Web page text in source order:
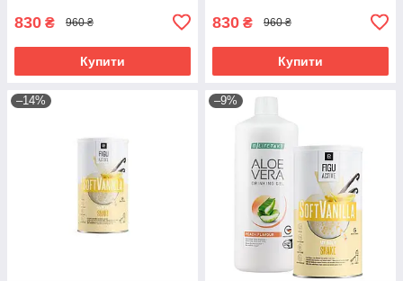
830 ₴ 960 ₴
Купити
830 ₴ 960 ₴
Купити
–14% –9%